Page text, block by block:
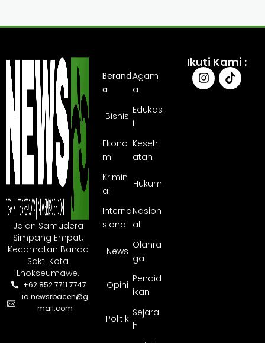
Jalan Samudera
Simpang Empat,
Kecamatan Banda
Sakti Kota
Lhokseumawe.
+62 852 7711 7747
id.newsrbaceh@g
mail.com
Berand
a
Agam
a
Bisnis
Edukas
i
Ekono
mi
Keseh
atan
Krimin
al
Hukum
Interna
sional
Nasion
al
News
Olahra
ga
Opini
Pendid
ikan
Politik
Sejara
h
Ikuti Kami :